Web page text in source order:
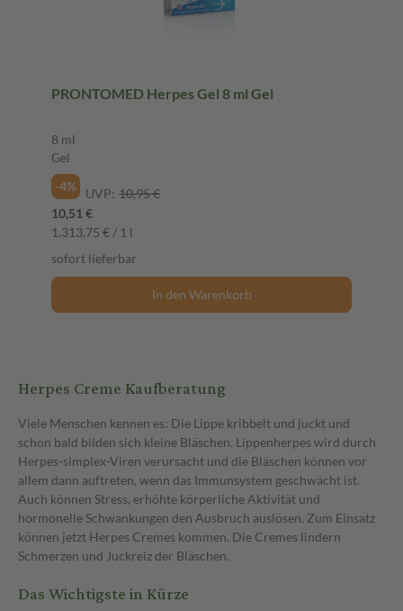
Herpes Creme Kaufberatung
Viele Menschen kennen es: Die Lippe kribbelt und juckt und
schon bald bilden sich kleine Bläschen. Lippenherpes wird durch
Herpes-simplex-Viren verursacht und die Bläschen können vor
allem dann auftreten, wenn das Immunsystem geschwächt ist.
Auch können Stress, erhöhte körperliche Aktivität und
hormonelle Schwankungen den Ausbruch auslösen. Zum Einsatz
können jetzt Herpes Cremes kommen. Die Cremes lindern
Schmerzen und Juckreiz der Bläschen.
Das Wichtigste in Kürze
PRONTOMED Herpes Gel 8 ml Gel
8 ml
Gel
-4%
UVP: 10,95 €
10,51 €
1.313,75 € / 1 l
sofort lieferbar
In den Warenkorb